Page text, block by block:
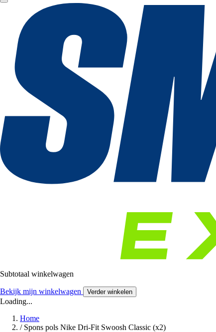
Subtotaal winkelwagen
Bekijk mijn winkelwagen Verder winkelen
Loading...
Home
/ Spons pols Nike Dri-Fit Swoosh Classic (x2)